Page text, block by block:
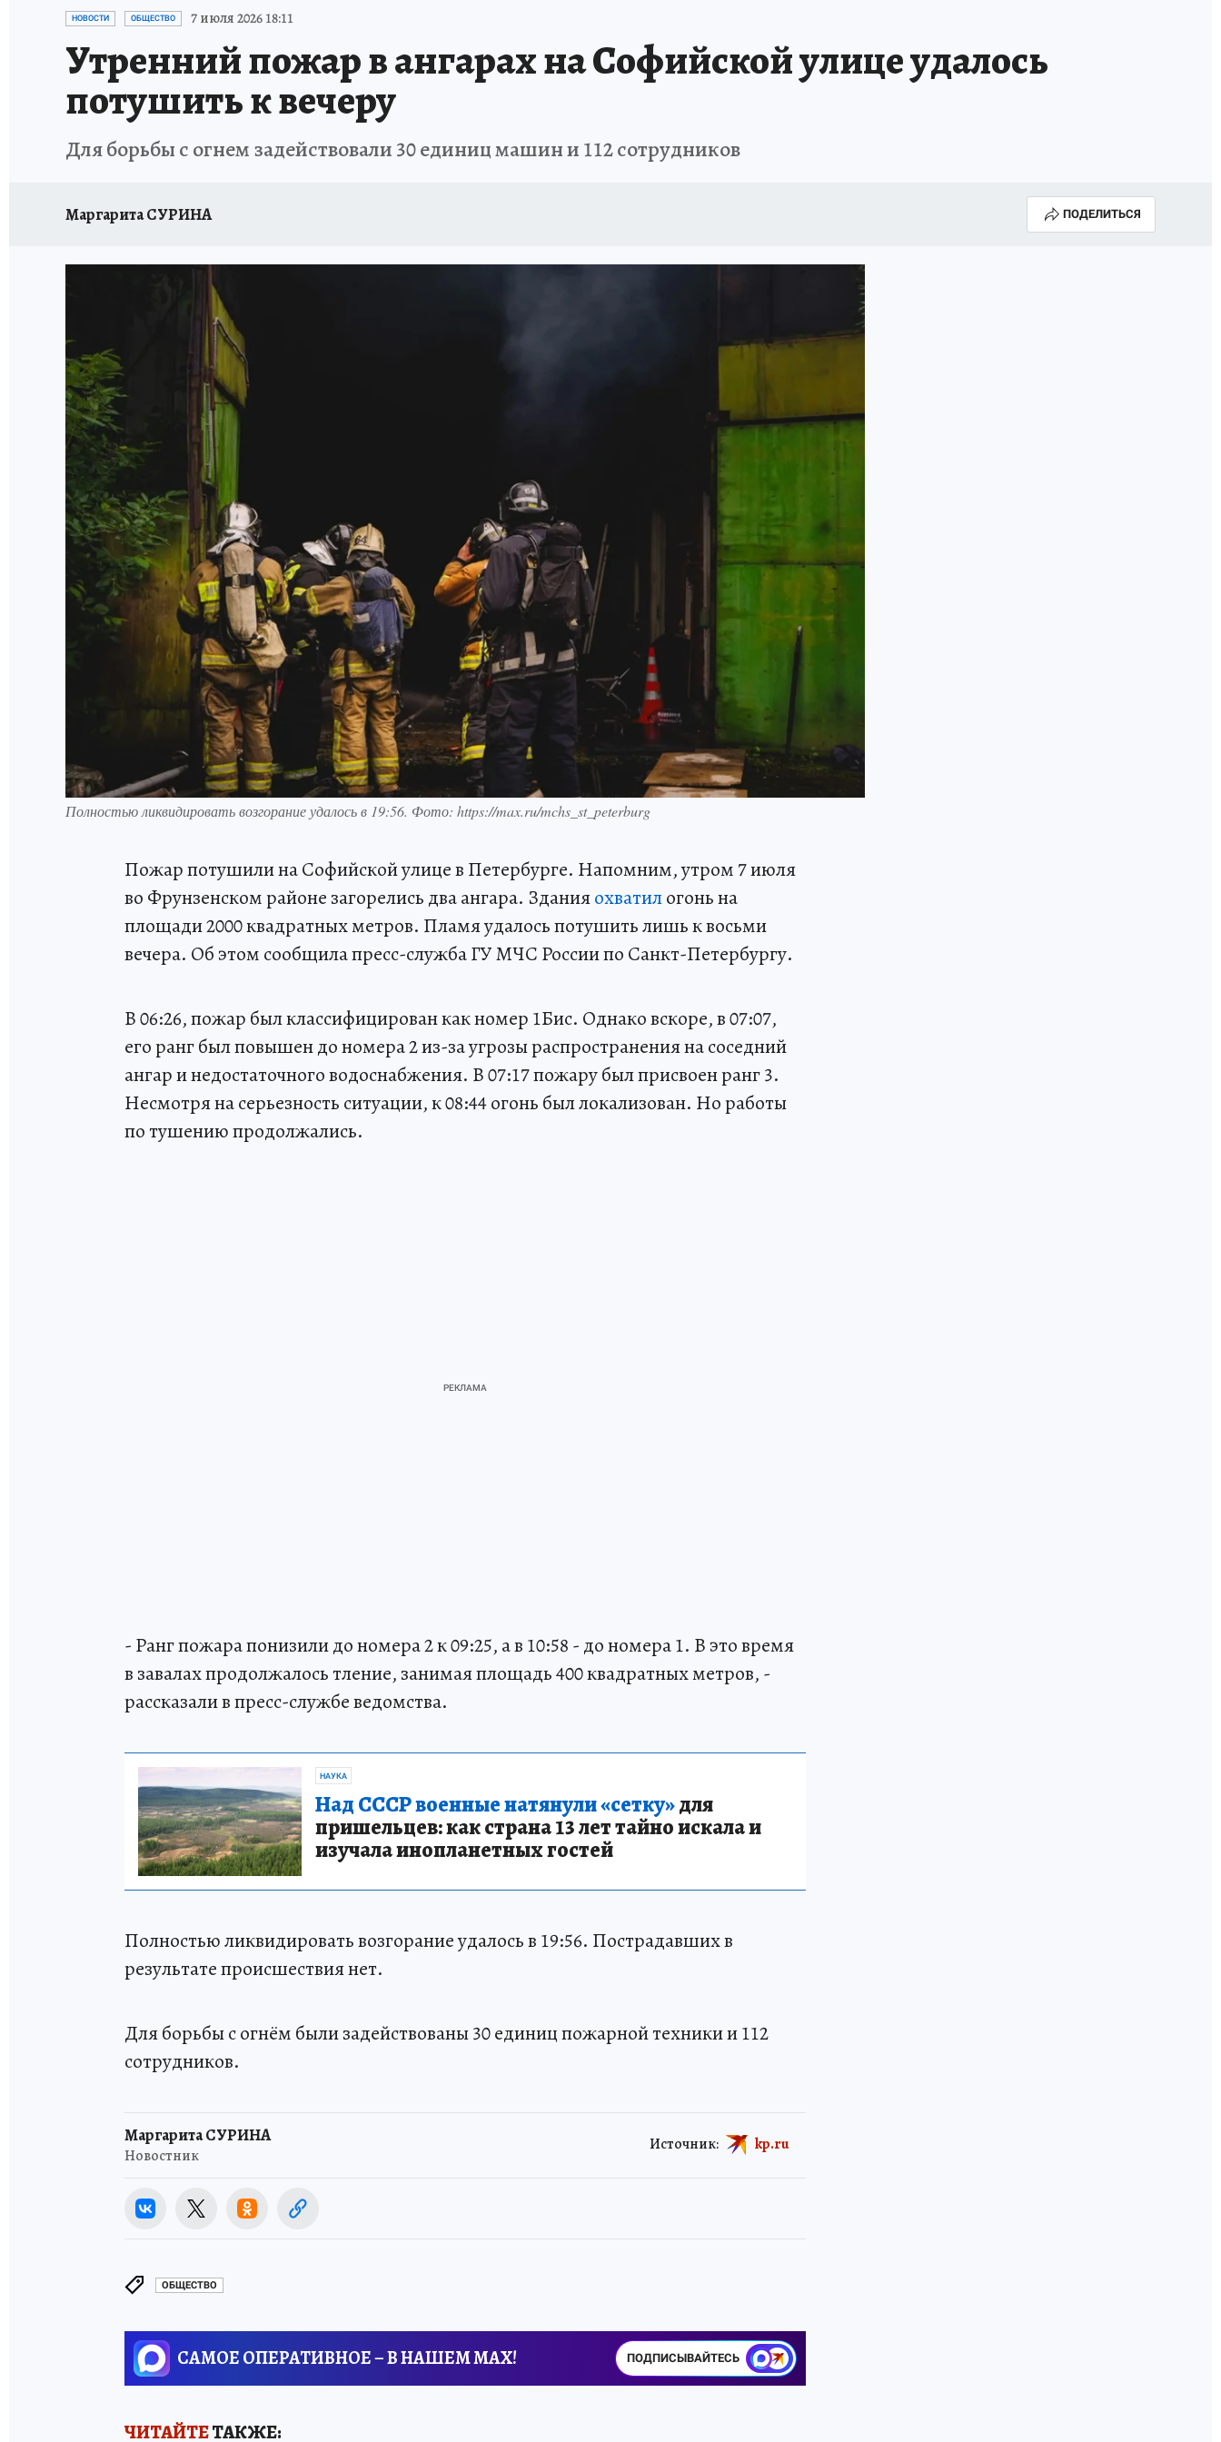
ПЕТЕРБУРГСКАЯ СТРОЙКА
НОВОСТИ ОБЩЕСТВО 7 июля 2026 18:11
Утренний пожар в ангарах на Софийской улице удалось
потушить к вечеру
Для борьбы с огнем задействовали 30 единиц машин и 112 сотрудников
Маргарита СУРИНА ПОДЕЛИТЬСЯ
Полностью ликвидировать возгорание удалось в 19:56. Фото: https://max.ru/mchs_st_peterburg
Пожар потушили на Софийской улице в Петербурге. Напомним, утром 7 июля
во Фрунзенском районе загорелись два ангара. Зданияохватилогонь на
площади 2000 квадратных метров. Пламя удалось потушить лишь к восьми
вечера. Об этом сообщила пресс-служба ГУ МЧС России по Санкт-Петербургу.
В 06:26, пожар был классифицирован как номер 1Бис. Однако вскоре, в 07:07,
его ранг был повышен до номера 2 из-за угрозы распространения на соседний
ангар и недостаточного водоснабжения. В 07:17 пожару был присвоен ранг 3.
Несмотря на серьезность ситуации, к 08:44 огонь был локализован. Но работы
по тушению продолжались.
- Ранг пожара понизили до номера 2 к 09:25, а в 10:58 - до номера 1. В это время
в завалах продолжалось тление, занимая площадь 400 квадратных метров, -
рассказали в пресс-службе ведомства.
НАУКА
Над СССР военные натянули «сетку»для
пришельцев: как страна 13 лет тайно искала и
изучала инопланетных гостей
Полностью ликвидировать возгорание удалось в 19:56. Пострадавших в
результате происшествия нет.
Для борьбы с огнём были задействованы 30 единиц пожарной техники и 112
сотрудников.
Маргарита СУРИНА
Новостник
Источник: kp.ru
ОБЩЕСТВО
САМОЕ ОПЕРАТИВНОЕ – В НАШЕМ MAX! ПОДПИСЫВАЙТЕСЬ
ЧИТАЙТЕТАКЖЕ: